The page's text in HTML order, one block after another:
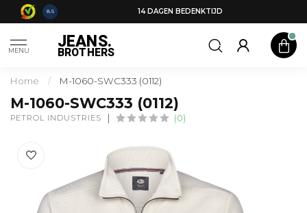
8.5 14 DAGEN BEDENKTIJD
MENU JEANS.
BROTHERS
Home / M-1060-SWC333 (0112)
M-1060-SWC333 (0112)
PETROL INDUSTRIES (0)